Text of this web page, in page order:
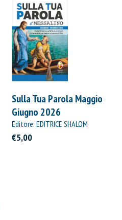
Sulla Tua Parola Maggio
Giugno 2026
Editore: EDITRICE SHALOM
€5,00